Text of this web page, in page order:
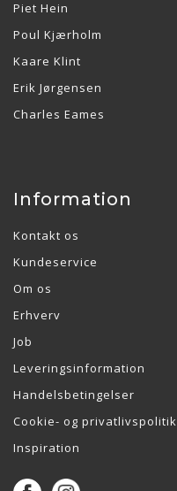
Piet Hein
Poul Kjærholm
Kaare Klint
Erik Jørgensen
Charles Eames
Information
Kontakt os
Kundeservice
Om os
Erhverv
Job
Leveringsinformation
Handelsbetingelser
Cookie- og privatlivspolitik
Inspiration